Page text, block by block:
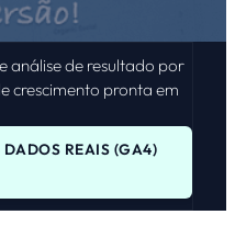
análise de resultado por
crescimento pronta em
DADOS REAIS (GA4)